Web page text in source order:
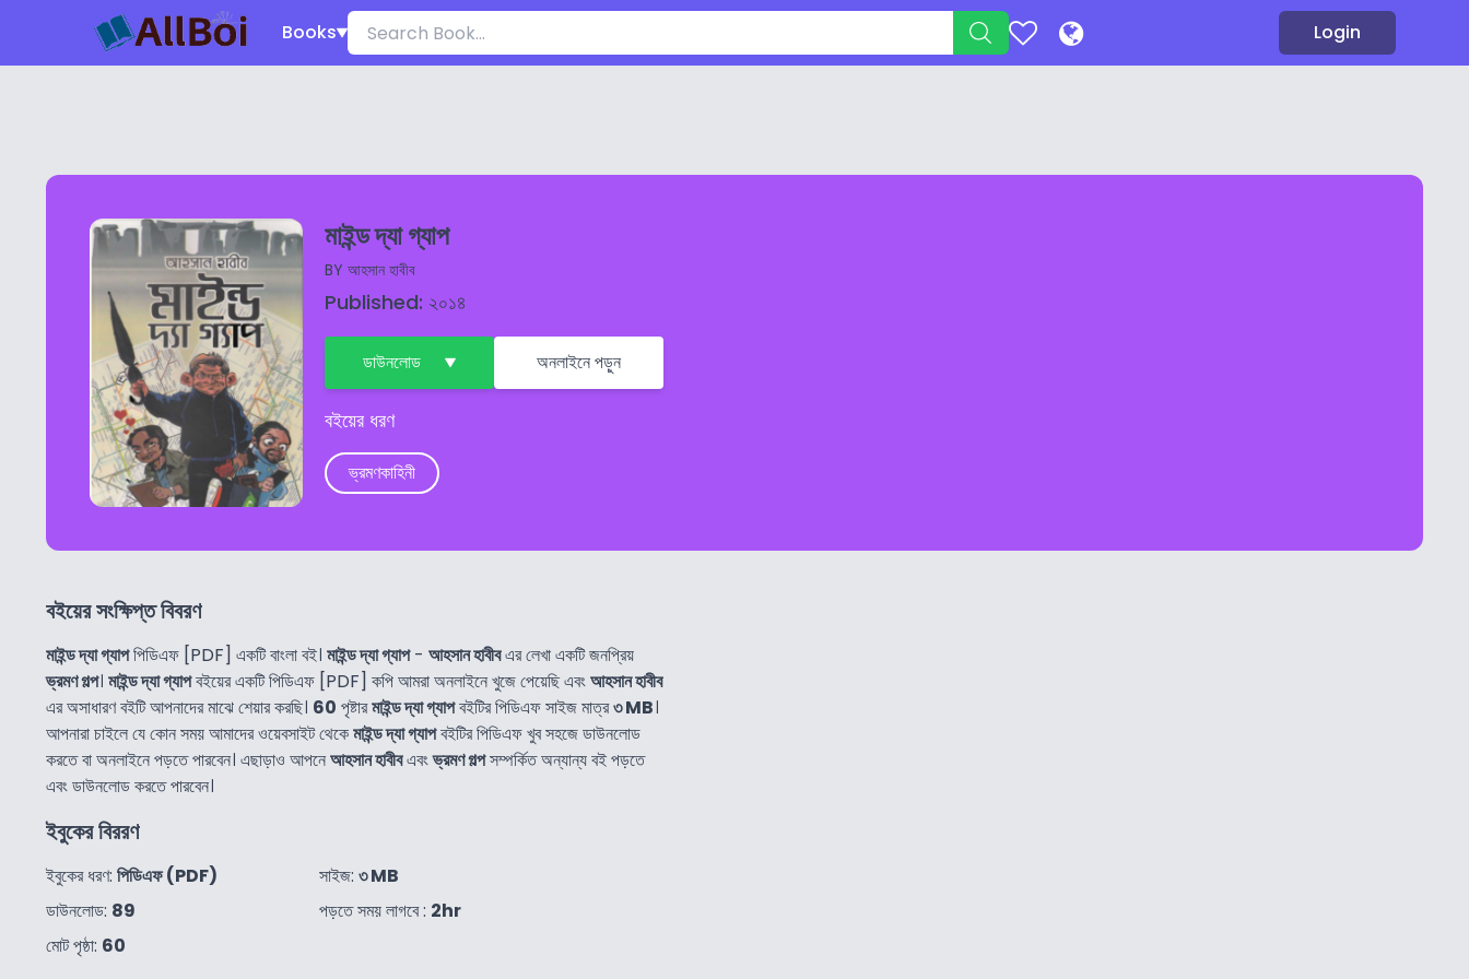
Books Login
মাইন্ড দ্যা গ্যাপ
BY আহসান হাবীব
Published: ২০১৪
ডাউনলোড অনলাইনে পড়ুন
বইয়ের ধরণ
ভ্রমণকাহিনী
বইয়ের সংক্ষিপ্ত বিবরণ
মাইন্ড দ্যা গ্যাপপিডিএফ [PDF] একটি বাংলা বই। মাইন্ড দ্যা গ্যাপ- আহসান হাবীবএর লেখা একটি জনপ্রিয়
ভ্রমণ গল্প। মাইন্ড দ্যা গ্যাপবইয়ের একটি পিডিএফ [PDF] কপি আমরা অনলাইনে খুজে পেয়েছি এবংআহসান হাবীব
এর অসাধারণ বইটি আপনাদের মাঝে শেয়ার করছি। 60 পৃষ্টারমাইন্ড দ্যা গ্যাপবইটির পিডিএফ সাইজ মাত্র৩ MB।
আপনারা চাইলে যে কোন সময় আমাদের ওয়েবসাইট থেকেমাইন্ড দ্যা গ্যাপবইটির পিডিএফ খুব সহজে ডাউনলোড
করতে বা অনলাইনে পড়তে পারবেন। এছাড়াও আপনেআহসান হাবীবএবংভ্রমণ গল্পসম্পর্কিত অন্যান্য বই পড়তে
এবং ডাউনলোড করতে পারবেন।
ইবুকের বিররণ
ইবুকের ধরণ: পিডিএফ (PDF)
ডাউনলোড: 89
মোট পৃষ্ঠা: 60
সাইজ: ৩ MB
পড়তে সময় লাগবে : 2hr